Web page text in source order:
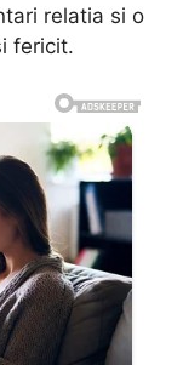
relatia si o
fericit.